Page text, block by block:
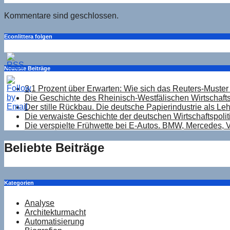
Kommentare sind geschlossen.
Econlittera folgen
Neueste Beiträge
3,1 Prozent über Erwarten: Wie sich das Reuters-
Die Geschichte des Rheinisch-Westfälischen
Der stille Rückbau. Die deutsche Papierindustrie als
Die verwaiste Geschichte der deutschen
Die verspielte Frühwette bei E-Autos. BMW, Mercedes,
Beliebte Beiträge
Kategorien
Analyse
Architekturmacht
Automatisierung